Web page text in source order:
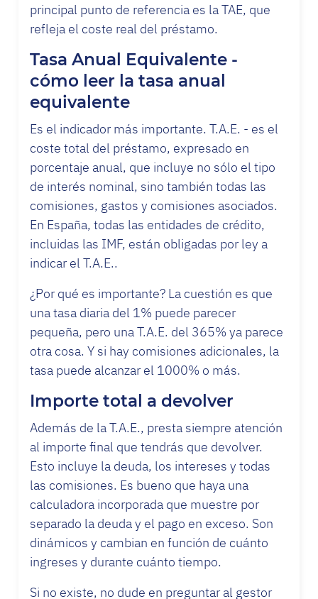
principal punto de referencia es la TAE, que
refleja el coste real del préstamo.
Tasa Anual Equivalente -
cómo leer la tasa anual
equivalente
Es el indicador más importante. T.A.E. - es el
coste total del préstamo, expresado en
porcentaje anual, que incluye no sólo el tipo
de interés nominal, sino también todas las
comisiones, gastos y comisiones asociados.
En España, todas las entidades de crédito,
incluidas las IMF, están obligadas por ley a
indicar el T.A.E..
¿Por qué es importante? La cuestión es que
una tasa diaria del 1% puede parecer
pequeña, pero una T.A.E. del 365% ya parece
otra cosa. Y si hay comisiones adicionales, la
tasa puede alcanzar el 1000% o más.
Importe total a devolver
Además de la T.A.E., presta siempre atención
al importe final que tendrás que devolver.
Esto incluye la deuda, los intereses y todas
las comisiones. Es bueno que haya una
calculadora incorporada que muestre por
separado la deuda y el pago en exceso. Son
dinámicos y cambian en función de cuánto
ingreses y durante cuánto tiempo.
Si no existe, no dude en preguntar al gestor